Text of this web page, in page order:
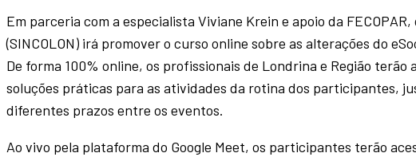
Em parceria com a especialista Viviane Krein e apoio da
(SINCOLON) irá promover o curso online sobre as alterações do
De forma 100% online, os profissionais de Londrina e Região
soluções práticas para as atividades da rotina dos participantes,
diferentes prazos entre os eventos.
Ao vivo pela plataforma do Google Meet, os participantes terão